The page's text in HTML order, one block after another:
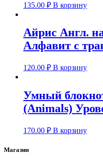
135.00 ₽ В корзину
Айрис Англ.
Алфавит с
120.00 ₽ В корзину
Умный
(Animals)
170.00 ₽ В корзину
Магазин